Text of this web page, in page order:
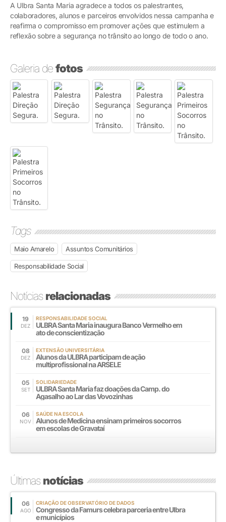
A Ulbra Santa Maria agradece a todos os palestrantes,
colaboradores, alunos e parceiros envolvidos nessa campanha e
reafirma o compromisso em promover ações que estimulem a
reflexão sobre a segurança no trânsito ao longo de todo o ano.
Galeria defotos
Tags
Maio Amarelo Assuntos Comunitários
Responsabilidade Social
Notíciasrelacionadas
19
DEZ
RESPONSABILIDADE SOCIAL
ULBRA Santa Maria inaugura Banco Vermelho em
ato de conscientização
08
DEZ
EXTENSÃO UNIVERSITÁRIA
Alunos da ULBRA participam de ação
multiprofissional na ARSELE
05
SET
SOLIDARIEDADE
ULBRA Santa Maria faz doações da Camp. do
Agasalho ao Lar das Vovozinhas
06
NOV
SAÚDE NA ESCOLA
Alunos de Medicina ensinam primeiros socorros
em escolas de Gravataí
Últimasnotícias
06
AGO
CRIAÇÃO DE OBSERVATÓRIO DE DADOS
Congresso da Famurs celebra parceria entre Ulbra
e municípios